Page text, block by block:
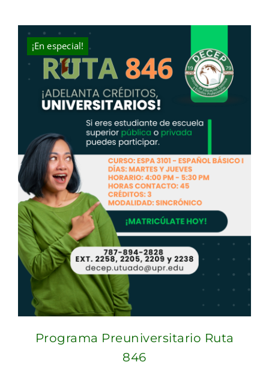
was:
is:
¡En especial!
Programa Preuniversitario Ruta
846